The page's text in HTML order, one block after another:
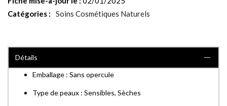
Catégories :
Soins Cosmétiques Naturels
Détails
Emballage : Sans opercule
Type de peaux : Sensibles, Sèches